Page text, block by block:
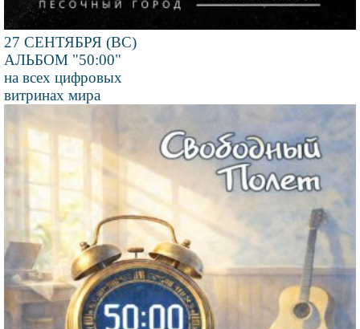
27 СЕНТЯБРЯ (ВС)
АЛЬБОМ "50:00"
на всех цифровых
витринах мира
изображения